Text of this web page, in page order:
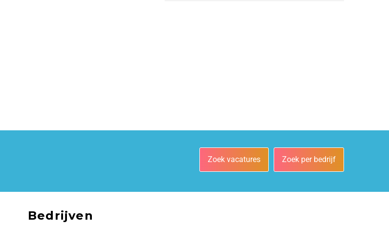
Zoek vacatures Zoek per bedrijf
Bedrijven